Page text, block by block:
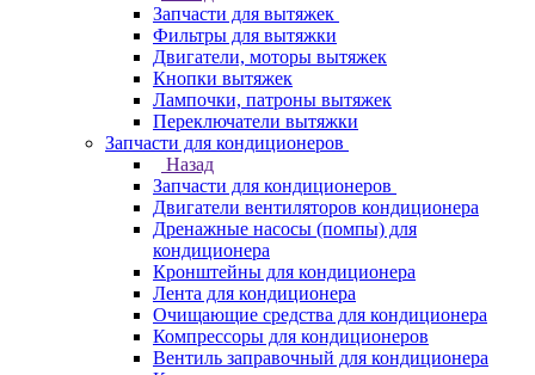
Запчасти для вытяжек
Фильтры для вытяжки
Двигатели, моторы вытяжек
Кнопки вытяжек
Лампочки, патроны вытяжек
Переключатели вытяжки
Запчасти для кондиционеров
Назад
Запчасти для кондиционеров
Двигатели вентиляторов кондиционера
Дренажные насосы (помпы) для
кондиционера
Кронштейны для кондиционера
Лента для кондиционера
Очищающие средства для кондиционера
Компрессоры для кондиционеров
Вентиль заправочный для кондиционера